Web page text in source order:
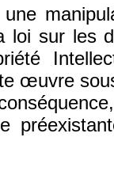
loi sur les
œuvre